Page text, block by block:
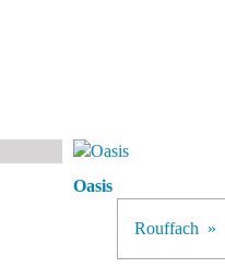
Oasis
Rouffach